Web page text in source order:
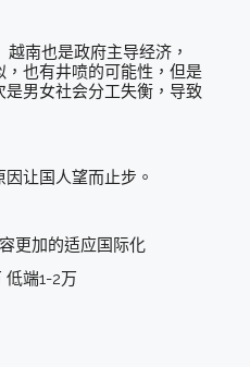
南也是政府主导经济，
也有井喷的可能性，但是
男女社会分工失衡，导致
让国人望而止步。
更加的适应国际化
端1-2万